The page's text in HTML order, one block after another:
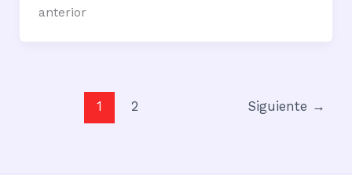
anterior
1 2 Siguiente →